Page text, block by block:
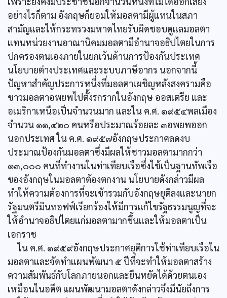
อย่างไรก็ตาม อังกฤษก็ยอมให้มอลตามีผู้แทนในสภา
สามัญและให้กระทรวงมหาดไทยรับผิดชอบดูแลมอลตา
แทนหน่วยงานอาณานิคมมอลตามีอำนาจอธิปไตยในการ
ปกครองตนเองภายในยกเว้นด้านการป้องกันประเทศ
นโยบายต่างประเทศและระบบภาษีอากร นอกจากนี้
ปัญหาสำคัญประการหนึ่งที่มอลตาเผชิญหลังสงครามคือ
ชาวมอลตาอพยพไปตั้งรกรากในอังกฤษ ออสเตรีย และ
อเมริกาเหนือเป็นจำนวนมาก และใน ค.ศ. ๑๙๕๔พลเมือง
จำนวน ๑๑,๔๒๐ คนหรือประมาณร้อยละ ๓อพยพออก
นอกประเทศ ใน ค.ศ. ๑๙๕๗อังกฤษประกาศลดงบ
ประมาณป้องกันมอลตาซึ่งมีผลให้ชาวมอลตามากกว่า
๑๓,๐๐๐ คนที่ทำงานในท่าเทียบเรือซึ่งใช้เป็นฐานทัพเรือ
ของอังกฤษในมอลตาต้องตกงาน นโยบายดังกล่าวมีผล
ทำให้ความต้องการที่จะเข้ารวมกับอังกฤษยุติลงและนายก
รัฐมนตรีมินทอฟฟ์เรียกร้องให้มีการแก้ไขรัฐธรรมนูญที่จะ
ให้อำนาจอธิปไตยแก่มอลตามากขึ้นและให้มอลตาเป็น
เอกราช
ใน ค.ศ. ๑๙๕๙อังกฤษประกาศยุติการใช้ท่าเทียบเรือใน
มอลตาและจัดทำแผนพัฒนา ๕ ปีที่จะทำให้มอลตาสร้าง
ความสัมพันธ์กับโลกภายนอกและยืนหยัดได้ด้วยตนเอง
เหมือนในอดีต แผนพัฒนามอลตาดังกล่าวจึงมีนัยถึงการ